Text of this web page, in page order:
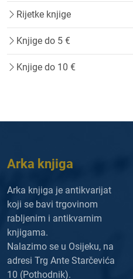
Rijetke knjige
Knjige do 5 €
Knjige do 10 €
Arka knjiga
Arka knjiga je antikvarijat
koji se bavi trgovinom
rabljenim i antikvarnim
knjigama.
Nalazimo se u Osijeku, na
adresi Trg Ante Starčevića
10 (Pothodnik).